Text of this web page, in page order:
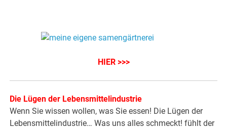
HIER >>>
Die Lügen der Lebensmittelindustrie
Wenn Sie wissen wollen, was Sie essen! Die Lügen der
Lebensmittelindustrie… Was uns alles schmeckt! fühlt der